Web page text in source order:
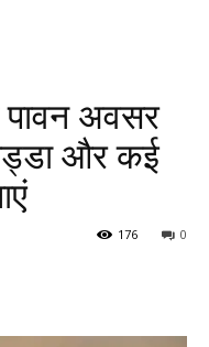
पावन अवसर
और कई
0
176